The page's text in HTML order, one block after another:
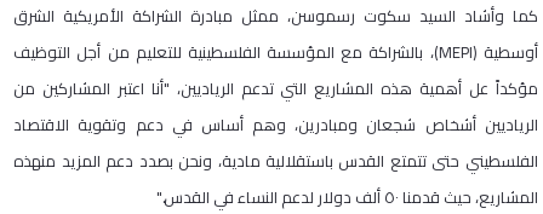
كما وأشاد السيد سكوت رسموسن، ممثل مبادرة الشراكة الأمريكية الشرق
أوسطية (MEPI)، بالشراكة مع المؤسسة الفلسطينية للتعليم من أجل التوظيف
مؤكداً عل أهمية هذه المشاريع التي تدعم الرياديين، "أنا اعتبر المشاركين من
الرياديين أشخاص شجعان ومبادرين، وهم أساس في دعم وتقوية الاقتصاد
الفلسطيني حتى تتمتع القدس باستقلالية مادية، ونحن بصدد دعم المزيد منهذه
المشاريع، حيث قدمنا ٥٠ ألف دولار لدعم النساء في القدس."